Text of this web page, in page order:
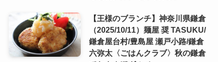
【王様のブランチ】神奈川県鎌倉
（2025/10/11）麺屋 奨 TASUKU/
鎌倉屋台村/豊島屋 瀬戸小路/鎌倉
六弥太〈ごはんクラブ〉秋の鎌倉